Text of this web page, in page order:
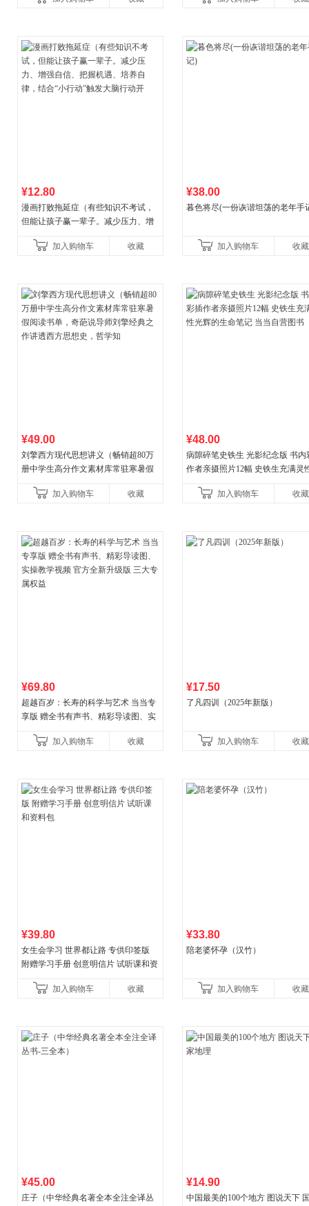
¥12.80
漫画打败拖延症（有些知识不考试，
但能让孩子赢一辈子。减少压力、增
合“小行动”触发大脑行动开
加入购物车 收藏
¥38.00
暮色将尽(一份诙谐坦荡的老年手
加入购物车 收藏
¥49.00
刘擎西方现代思想讲义（畅销超80万
册中学生高分作文素材库常驻寒暑假
讲透西方思想史，哲学知
加入购物车 收藏
¥48.00
病隙碎笔史铁生 光影纪念版 书内
作者亲摄照片12幅 史铁生充满灵
加入购物车
收藏
¥69.80
超越百岁：长寿的科学与艺术 当当专
享版 赠全书有声书、精彩导读图、实
权益
加入购物车 收藏
¥17.50
了凡四训（2025年新版）
加入购物车 收藏
¥39.80
女生会学习 世界都让路 专供印签版
附赠学习手册 创意明信片 试听课和资
加入购物车
收藏
¥33.80
陪老婆怀孕（汉竹）
加入购物车 收藏
¥45.00
庄子（中华经典名著全本全注全译丛
¥14.90
中国最美的100个地方 图说天下